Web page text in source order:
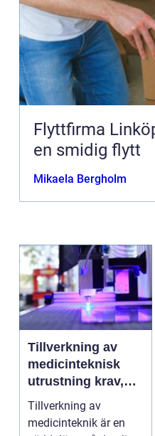
Flyttfirma
en smidig flytt
Mikaela Bergholm
Tillverkning av
medicinteknisk
utrustning krav,
kvalitet och
precision
Tillverkning av
medicinteknik är en